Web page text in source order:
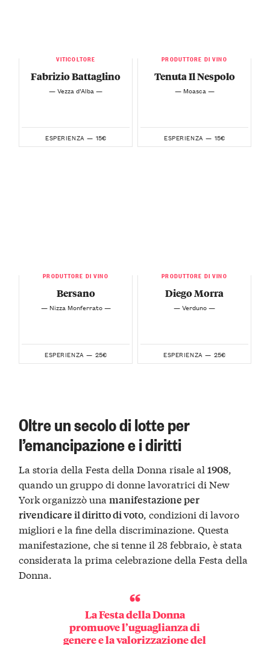
VITICOLTORE
Fabrizio Battaglino
— Vezza d’Alba —
ESPERIENZA — 15€
PRODUTTORE DI VINO
Tenuta Il Nespolo
— Moasca —
ESPERIENZA — 15€
PRODUTTORE DI VINO
Bersano
— Nizza Monferrato —
ESPERIENZA — 25€
PRODUTTORE DI VINO
Diego Morra
— Verduno —
ESPERIENZA — 25€
Oltre un secolo di lotte per
l’emancipazione e i diritti
La storia della Festa della Donna risale al1908,
quando un gruppo di donne lavoratrici di New
York organizzò unamanifestazione per
rivendicare il diritto di voto, condizioni di lavoro
migliori e la fine della discriminazione. Questa
manifestazione, che si tenne il 28 febbraio, è stata
considerata la prima celebrazione della Festa della
Donna.
La Festa della Donna
promuovel’uguaglianza di
generee la valorizzazione del